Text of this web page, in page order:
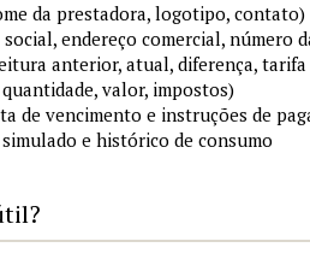
da prestadora, logotipo, contato)
endereço comercial, número
anterior, atual, diferença,
valor, impostos)
de vencimento e instruções de
e histórico de consumo